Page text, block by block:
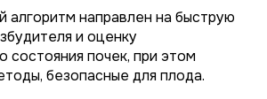
алгоритм направлен на быструю
и оценку
состояния почек, при этом
безопасные для плода.